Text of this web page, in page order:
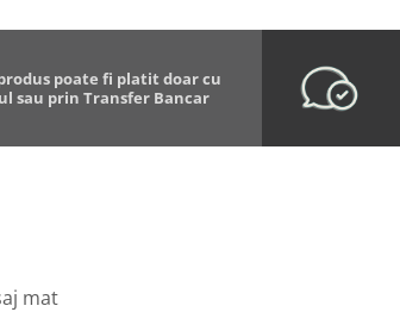
poate fi platit doar cu
sau prin Transfer Bancar
mat